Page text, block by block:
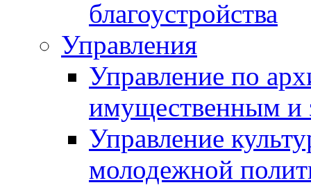
благоустройства
Управления
Управление по
имущественным и
Управление
молодежной